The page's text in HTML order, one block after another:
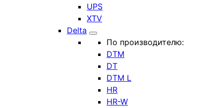
UPS
XTV
Delta
По производителю:
DTM
DT
DTM L
HR
HR-W